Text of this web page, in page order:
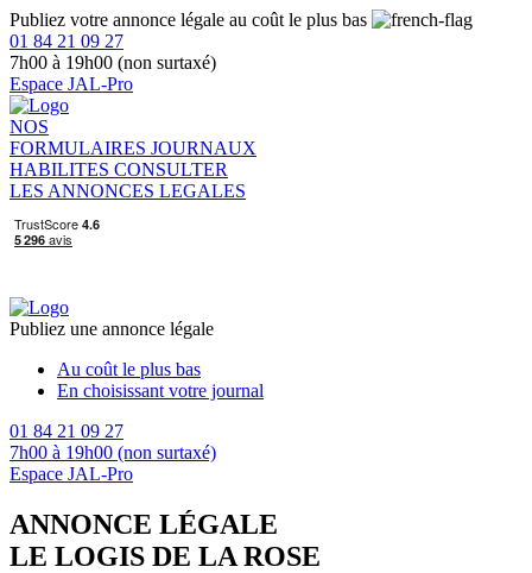
Publiez votre annonce légale au coût le plus bas
01 84 21 09 27
7h00 à 19h00 (non surtaxé)
Espace JAL-Pro
NOS
FORMULAIRES JOURNAUX
HABILITES CONSULTER
LES ANNONCES LEGALES
Publiez une annonce légale
Au coût le plus bas
En choisissant votre journal
01 84 21 09 27
7h00 à 19h00 (non surtaxé)
Espace JAL-Pro
ANNONCE LÉGALE
LE LOGIS DE LA ROSE